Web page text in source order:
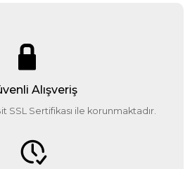
Alışveriş
SSL Sertifikası ile korunmaktadır.